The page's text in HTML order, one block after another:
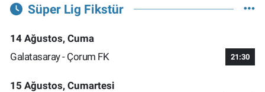
Süper Lig Fikstür
14 Ağustos, Cuma
Galatasaray - Çorum FK
21:30
15 Ağustos, Cumartesi